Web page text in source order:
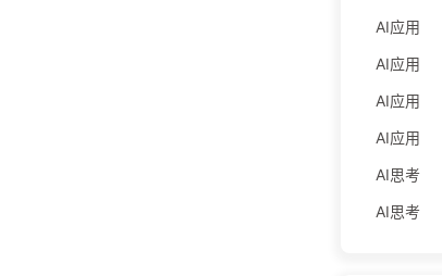
AI应用
AI应用
AI应用
AI应用
AI思考
AI思考